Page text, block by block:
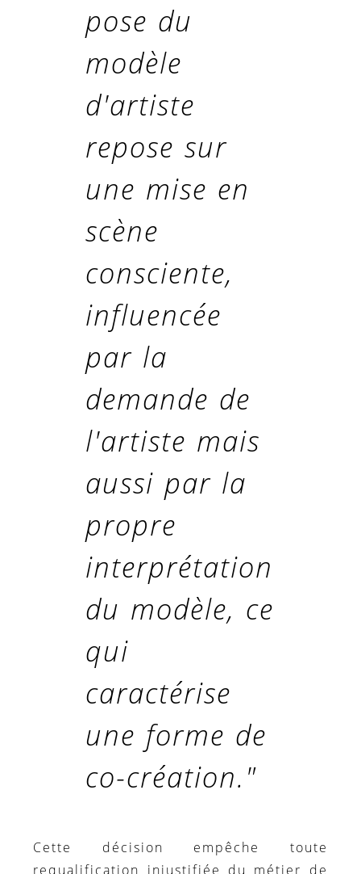
pose du
modèle
d'artiste
repose sur
une mise en
scène
consciente,
influencée
par la
demande de
l'artiste mais
aussi par la
propre
interprétation
du modèle, ce
qui
caractérise
une forme de
co-création."
Cette décision empêche toute
requalification injustifiée du métier de